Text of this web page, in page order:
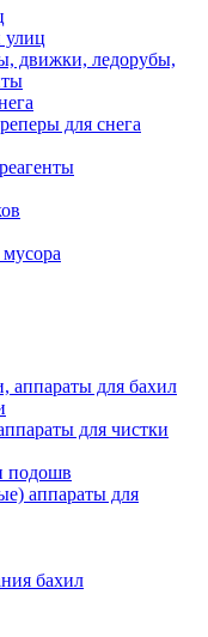
улиц
движки, ледорубы,
для снега
аппараты для бахил
для чистки
подошв
аппараты для
бахил